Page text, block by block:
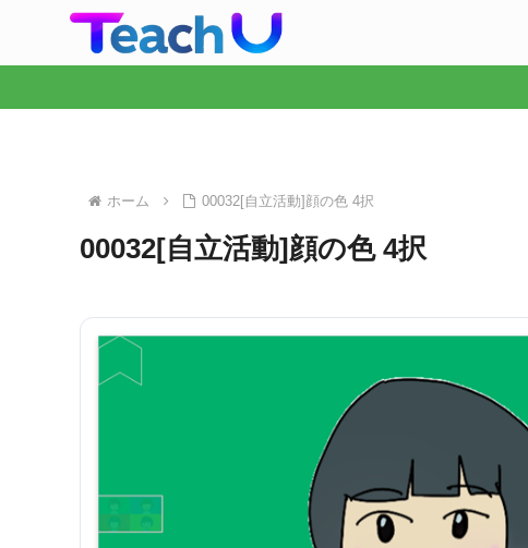
ホーム 00032[自立活動]顔の色 4択
00032[自立活動]顔の色 4択